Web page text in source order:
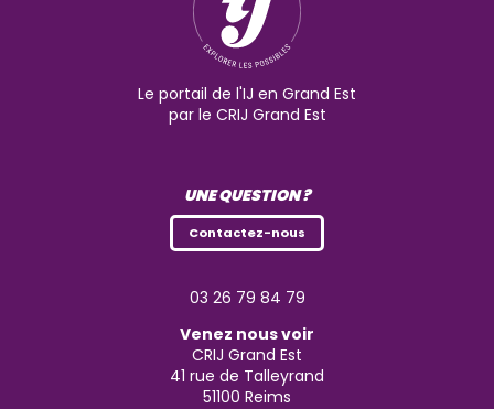
Le portail de l'IJ en Grand Est
par le CRIJ Grand Est
UNE QUESTION ?
Contactez-nous
03 26 79 84 79
Venez nous voir
CRIJ Grand Est
41 rue de Talleyrand
51100 Reims